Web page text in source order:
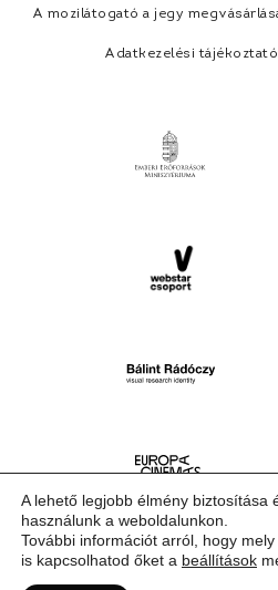
A mozilátogató a jegy
Adatkezelési
A lehető legjobb élmény biztosítása
használunk a weboldalunkon.
További információt arról, hogy
is kapcsolhatod őket a beállítások